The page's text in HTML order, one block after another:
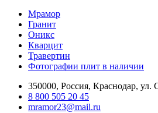
Мрамор
Гранит
Оникс
Кварцит
Травертин
Фотографии плит в наличии
350000, Россия, Краснодар, ул.
8 800 505 20 45
mramor23@mail.ru